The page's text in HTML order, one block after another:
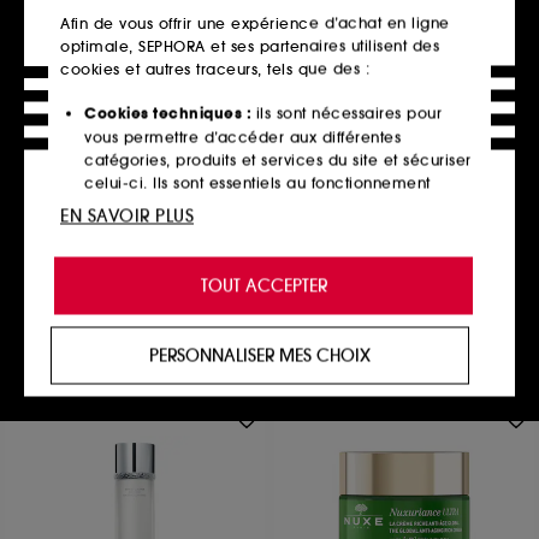
REN CLEAN SKINCARE
Huile Nourrissante Bio
Retinoid™
120
65,00€
Ajouter au panier
Afin de vous offrir une expérience d’achat en ligne
optimale, SEPHORA et ses partenaires utilisent des
cookies et autres traceurs, tels que des :
Cookies techniques : ils sont nécessaires pour
vous permettre d’accéder aux différentes
catégories, produits et services du site et sécuriser
celui-ci. Ils sont essentiels au fonctionnement
technique du site et ne peuvent être désactivés.
de vous offrir une expérience enrichie et
personnalisée en vous recommandant des
produits, des services et des contenus qui
proposer des offres promotionnelles adaptées à
votre profil.
Cookies réseaux sociaux et publicité :
utilisés pour vous présenter du contenu susceptible
de vous plaire via des publicités, y compris sur des
sites tiers et sur les réseaux sociaux, sur la base
des pages que vous avez consultées, de votre
TOUT ACCEPTER
PERSONNALISER MES CHOIX
EN SAVOIR PLUS